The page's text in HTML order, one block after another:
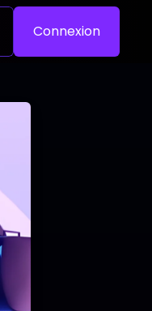
Connexion